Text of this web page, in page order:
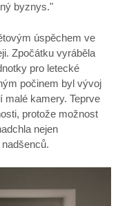
byznys."
úspěchem ve
Zpočátku vyráběla
pro letecké
počinem byl vývoj
malé kamery. Teprve
protože možnost
nejen